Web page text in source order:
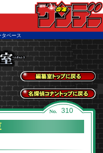
WEBサンデー
ベース
全事件レポートトッ
プに戻る
名探偵コナントップ
に戻る
310